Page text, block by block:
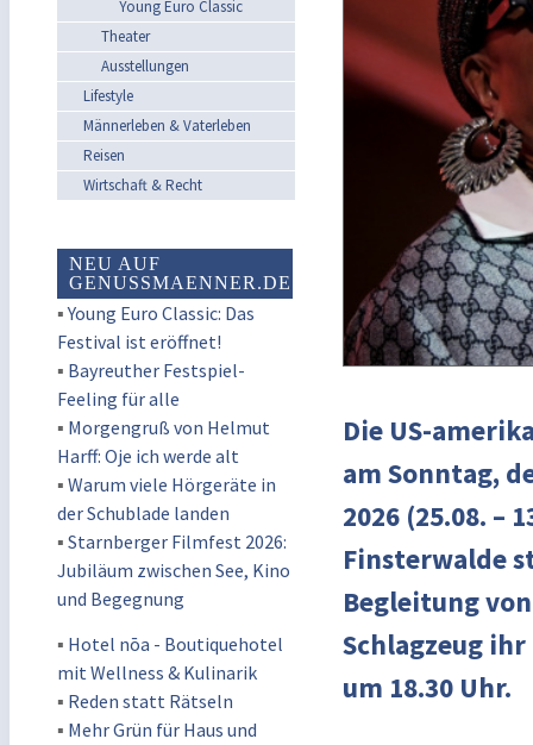
Young Euro Classic
Theater
Ausstellungen
Lifestyle
Männerleben & Vaterleben
Reisen
Wirtschaft & Recht
NEU AUF
GENUSSMAENNER.DE
▪Young Euro Classic: Das
Festival ist eröffnet!
▪ Bayreuther Festspiel-
Feeling für alle
▪ Morgengruß von Helmut
Harff: Oje ich werde alt
▪ Warum viele Hörgeräte in
der Schublade landen
▪ Starnberger Filmfest 2026:
Jubiläum zwischen See, Kino
und Begegnung
▪ Hotel nōa - Boutiquehotel
mit Wellness & Kulinarik
▪ Reden statt Rätseln
▪ Mehr Grün für Haus und
Die US-
am Sonntag,
2026 (25.08. –
Finsterwalde
Begleitung
Schlagzeug
um 18.30 Uhr.